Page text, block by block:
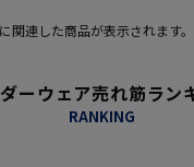
連した商品が表示されます。
ーウェア売れ筋ラン
RANKING